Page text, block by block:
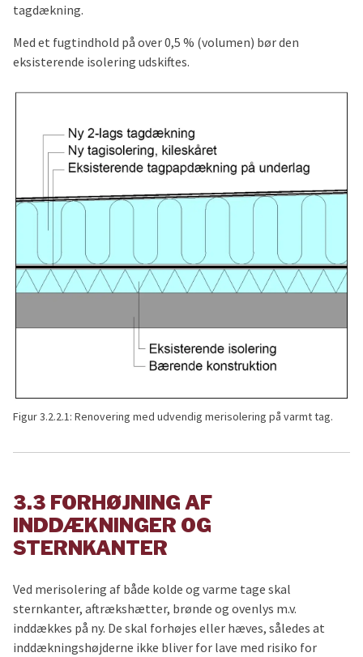
tagdækning.
Med et fugtindhold på over 0,5 % (volumen) bør den
eksisterende isolering udskiftes.
Figur 3.2.2.1: Renovering med udvendig merisolering på varmt tag.
3.3 FORHØJNING AF
INDDÆKNINGER OG
STERNKANTER
Ved merisolering af både kolde og varme tage skal
sternkanter, aftrækshætter, brønde og ovenlys m.v.
inddækkes på ny. De skal forhøjes eller hæves, således at
inddækningshøjderne ikke bliver for lave med risiko for